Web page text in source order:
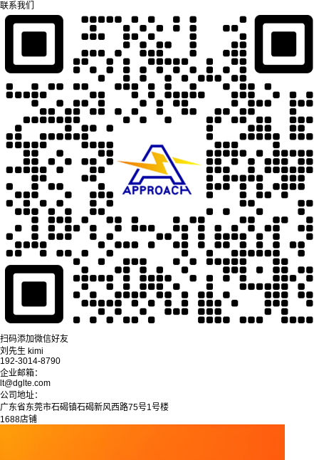
联系我们
扫码添加微信好友
刘先生 kimi
192-3014-8790
企业邮箱：
lt@dglte.com
公司地址：
广东省东莞市石碣镇石碣新风西路75号1号楼
1688店铺